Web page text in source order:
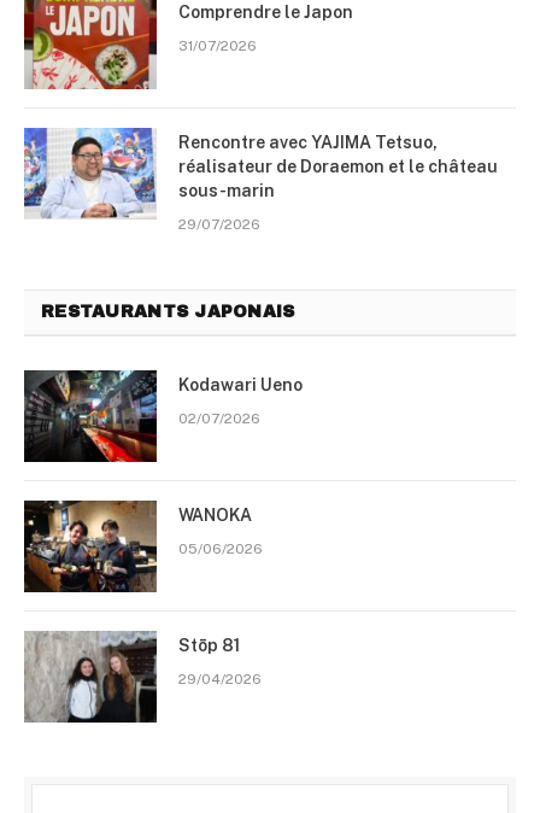
Comprendre le Japon
31/07/2026
Rencontre avec YAJIMA Tetsuo,
réalisateur de Doraemon et le château
sous-marin
29/07/2026
RESTAURANTS JAPONAIS
Kodawari Ueno
02/07/2026
WANOKA
05/06/2026
Stōp 81
29/04/2026